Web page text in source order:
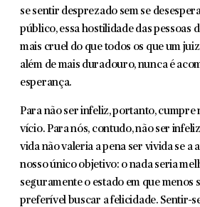
se sentir desprezado sem se
público, essa hostilidade das pessoas
mais cruel do que todos os que um
além de mais duradouro, nunca é
esperança.
Para não ser infeliz, portanto, cumpre
vício. Para nós, contudo, não ser
vida não valeria a pena ser vivida se a
nosso único objetivo: o nada seria
seguramente o estado em que menos
preferível buscar a felicidade. Sentir-